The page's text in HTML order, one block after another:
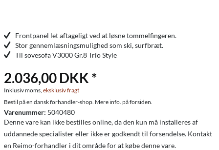
Frontpanel let aftageligt ved at løsne tommelfingeren.
Stor gennemlæsningsmulighed som ski, surfbræt.
Til sovesofa V3000 Gr.8 Trio Style
2.036,00 DKK *
Inklusiv moms, eksklusiv fragt
Bestil på en dansk forhandler-shop. Mere info. på forsiden.
Varenummer: 5040480
Denne vare kan ikke bestilles online, da den kun må installeres af
uddannede specialister eller ikke er godkendt til forsendelse. Kontakt
en Reimo-forhandler i dit område for at købe denne vare.